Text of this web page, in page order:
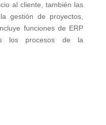
al cliente, también las
gestión de proyectos,
funciones de ERP
los procesos de la